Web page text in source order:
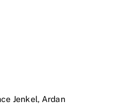
Jenkel, Ardan